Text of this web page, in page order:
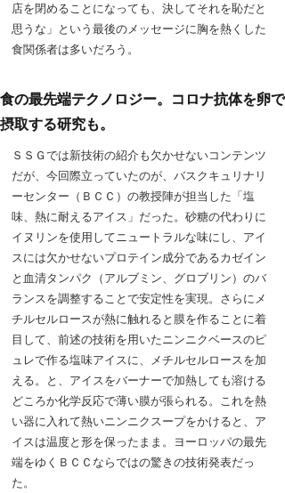
店を閉めることになっても、決してそれを恥だと
思うな」という最後のメッセージに胸を熱くした
食関係者は多いだろう。
食の最先端テクノロジー。コロナ抗体を卵で
摂取する研究も。
ＳＳＧでは新技術の紹介も欠かせないコンテンツ
だが、今回際立っていたのが、バスクキュリナリ
ーセンター（ＢＣＣ）の教授陣が担当した「塩
味、熱に耐えるアイス」だった。砂糖の代わりに
イヌリンを使用してニュートラルな味にし、アイ
スには欠かせないプロテイン成分であるカゼイン
と血清タンパク（アルブミン、グロブリン）のバ
ランスを調整することで安定性を実現。さらにメ
チルセルロースが熱に触れると膜を作ることに着
目して、前述の技術を用いたニンニクベースのピ
ュレで作る塩味アイスに、メチルセルロースを加
える。と、アイスをバーナーで加熱しても溶ける
どころか化学反応で薄い膜が張られる。これを熱
い器に入れて熱いニンニクスープをかけると、ア
イスは温度と形を保ったまま。ヨーロッパの最先
端をゆくＢＣＣならではの驚きの技術発表だっ
た。